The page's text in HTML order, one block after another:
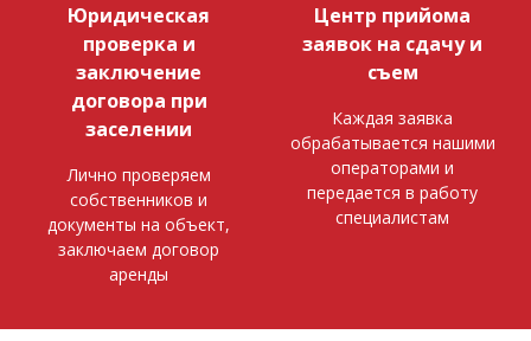
Юридическая
проверка и
заключение
договора при
заселении
Лично проверяем
собственников и
документы на объект,
заключаем договор
аренды
Центр прийома
заявок на сдачу и
съем
Каждая заявка
обрабатывается нашими
операторами и
передается в работу
специалистам